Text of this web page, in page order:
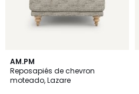
AM.PM
Reposapiés de chevron
moteado, Lazare